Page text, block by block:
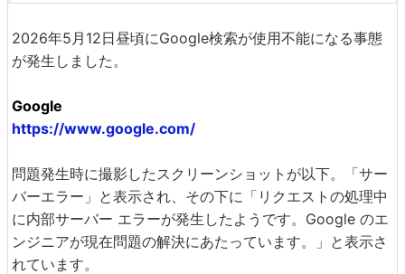
2026年5月12日昼頃にGoogle検索が使用不能になる事態
が発生しました。
Google
https://www.google.com/
問題発生時に撮影したスクリーンショットが以下。「サー
バーエラー」と表示され、その下に「リクエストの処理中
に内部サーバー エラーが発生したようです。Google のエ
ンジニアが現在問題の解決にあたっています。」と表示さ
れています。